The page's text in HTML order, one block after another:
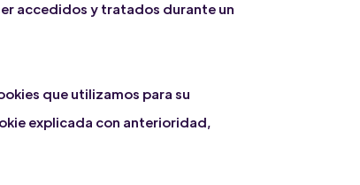
accedidos y tratados durante un
que utilizamos para su
explicada con anterioridad,